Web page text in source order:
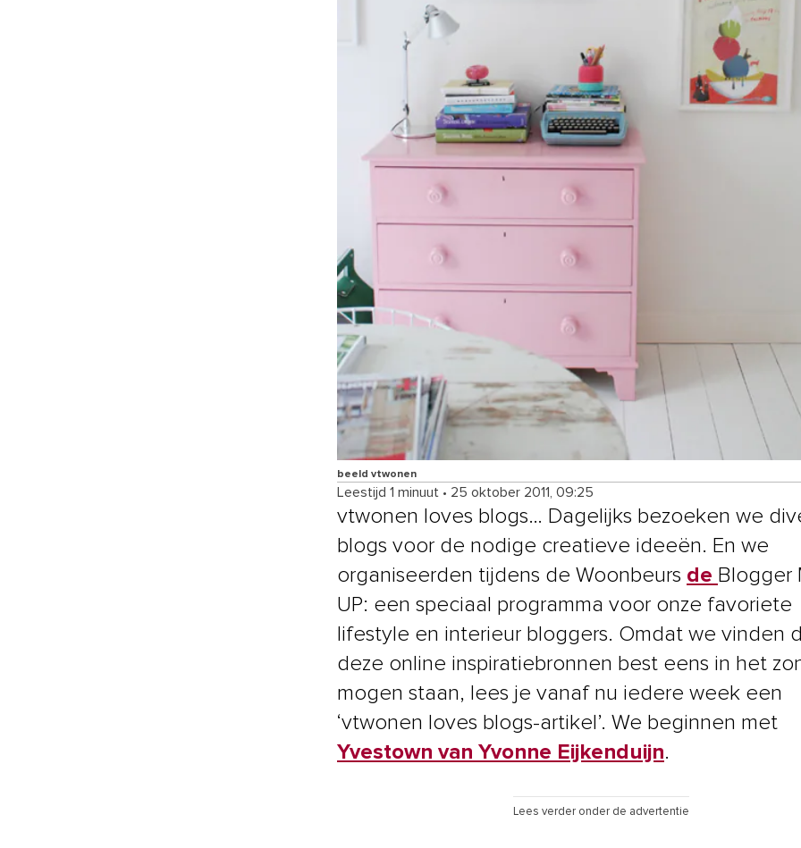
beeld vtwonen
Leestijd 1 minuut • 25 oktober 2011, 09:25
vtwonen loves blogs… Dagelijks bezoeken we
blogs voor de nodige creatieve ideeën. En we
organiseerden tijdens de Woonbeurs de Blogger
UP: een speciaal programma voor onze favoriete
lifestyle en interieur bloggers. Omdat we vinden
deze online inspiratiebronnen best eens in het
mogen staan, lees je vanaf nu iedere week een
‘vtwonen loves blogs-artikel’. We beginnen met
Yvestown van Yvonne Eijkenduijn.
Lees verder onder de advertentie